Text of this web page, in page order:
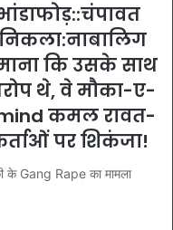
कि उसके साथ
थे, वे मौका-ए-
कमल रावत-
पर शिकंजा!
Gang Rape का मामला